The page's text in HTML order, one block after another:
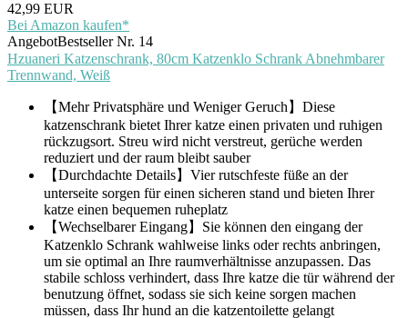
42,99 EUR
Bei Amazon kaufen*
AngebotBestseller Nr. 14
Hzuaneri Katzenschrank, 80cm Katzenklo Schrank Abnehmbarer
Trennwand, Weiß
【Mehr Privatsphäre und Weniger Geruch】Diese
katzenschrank bietet Ihrer katze einen privaten und ruhigen
rückzugsort. Streu wird nicht verstreut, gerüche werden
reduziert und der raum bleibt sauber
【Durchdachte Details】Vier rutschfeste füße an der
unterseite sorgen für einen sicheren stand und bieten Ihrer
katze einen bequemen ruheplatz
【Wechselbarer Eingang】Sie können den eingang der
Katzenklo Schrank wahlweise links oder rechts anbringen,
um sie optimal an Ihre raumverhältnisse anzupassen. Das
stabile schloss verhindert, dass Ihre katze die tür während der
benutzung öffnet, sodass sie sich keine sorgen machen
müssen, dass Ihr hund an die katzentoilette gelangt